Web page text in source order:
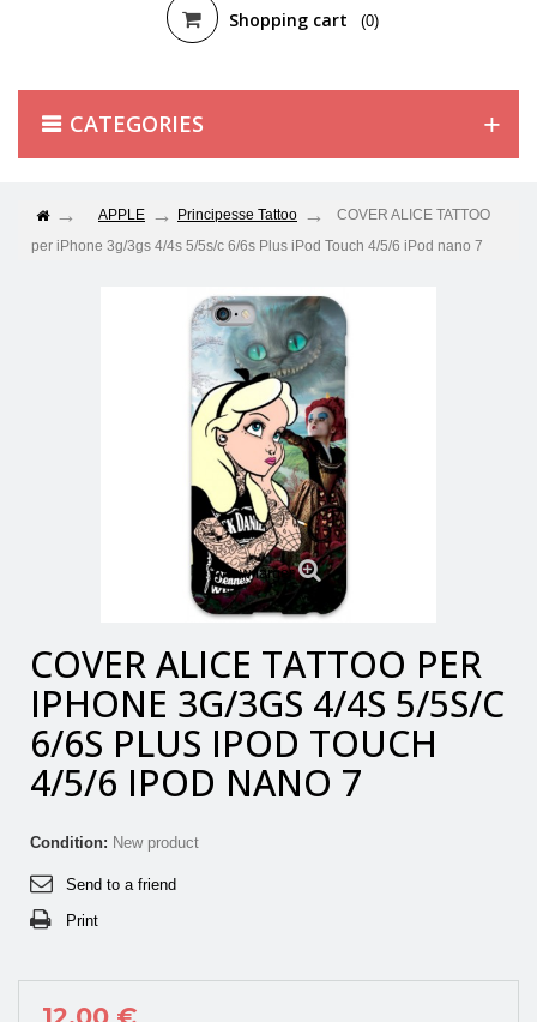
Shopping cart (0)
CATEGORIES
APPLE Principesse Tattoo
COVER ALICE TATTOO
per iPhone 3g/3gs 4/4s 5/5s/c 6/6s Plus iPod Touch 4/5/6 iPod nano 7
View larger
COVER ALICE TATTOO PER
IPHONE 3G/3GS 4/4S 5/5S/C
6/6S PLUS IPOD TOUCH
4/5/6 IPOD NANO 7
Condition: New product
Send to a friend
Print
12,00 €